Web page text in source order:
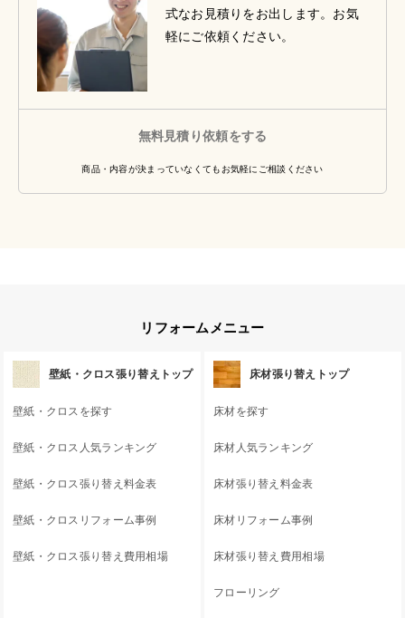
式なお見積りをお出します。お気
軽にご依頼ください。
無料見積り依頼をする
商品・内容が決まっていなくてもお気軽にご相談ください
リフォームメニュー
壁紙・クロス張り替えトップ
壁紙・クロスを探す
壁紙・クロス人気ランキング
壁紙・クロス張り替え料金表
壁紙・クロスリフォーム事例
壁紙・クロス張り替え費用相場
床材張り替えトップ
床材を探す
床材人気ランキング
床材張り替え料金表
床材リフォーム事例
床材張り替え費用相場
フローリング